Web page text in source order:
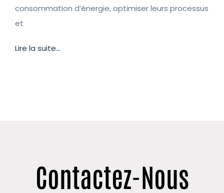
consommation d’énergie, optimiser leurs processus
et
Lire la suite...
Contactez-Nous